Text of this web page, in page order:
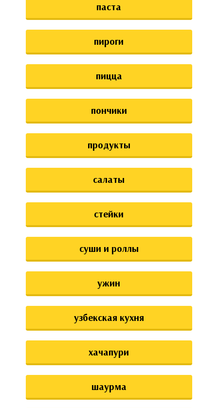
паста
пироги
пицца
пончики
продукты
салаты
стейки
суши и роллы
ужин
узбекская кухня
хачапури
шаурма